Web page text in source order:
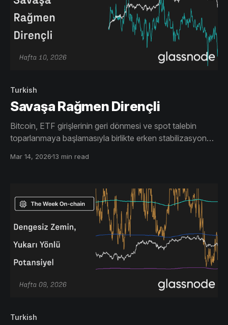
Turkish
Savaşa Rağmen Dirençli
Bitcoin, ETF girişlerinin geri dönmesi ve spot talebin
toparlanmaya başlamasıyla birlikte erken stabilizasyon
pozisyonlarını işaret ederken, opsiyon volatilitesindeki
Mar 14, 202613 min read
Turkish